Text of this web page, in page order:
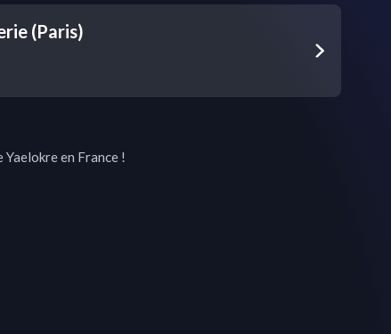
(Paris)
en France !